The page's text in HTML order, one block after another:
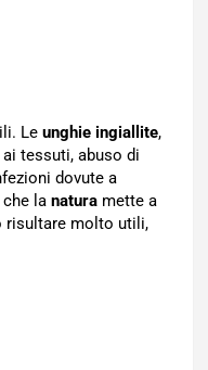
Le unghie ingiallite,
tessuti, abuso di
dovute a
la natura mette a
risultare molto utili,